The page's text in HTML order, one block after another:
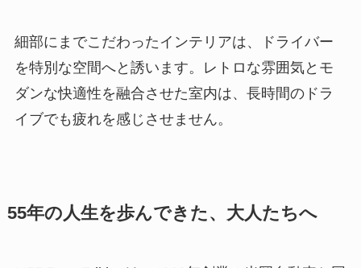
細部にまでこだわったインテリアは、ドライバー
を特別な空間へと誘います。レトロな雰囲気とモ
ダンな快適性を融合させた室内は、長時間のドラ
イブでも疲れを感じさせません。
55年の人生を歩んできた、大人たちへ